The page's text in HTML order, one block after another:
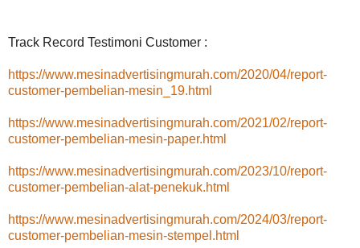
Track Record Testimoni Customer :
https://www.mesinadvertisingmurah.com/2020/04/report-
customer-pembelian-mesin_19.html
https://www.mesinadvertisingmurah.com/2021/02/report-
customer-pembelian-mesin-paper.html
https://www.mesinadvertisingmurah.com/2023/10/report-
customer-pembelian-alat-penekuk.html
https://www.mesinadvertisingmurah.com/2024/03/report-
customer-pembelian-mesin-stempel.html